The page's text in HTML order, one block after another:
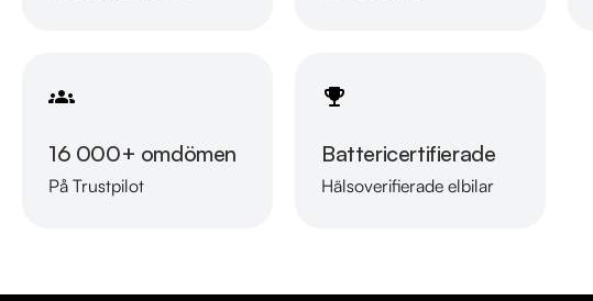
2021-01-15 - 5618 mil
2023-11-15 - 7779 mil
• Se närbilder och film på bilen
16 000+ omdömen
På Trustpilot
Battericertifierade
Hälsoverifierade elbilar